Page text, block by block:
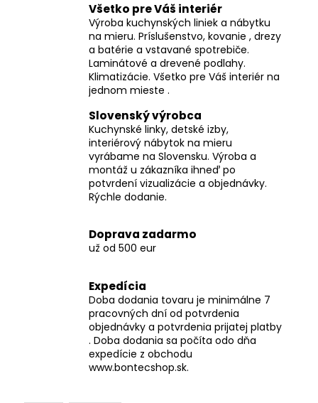
Všetko pre Váš interiér
Výroba kuchynských liniek a nábytku
na mieru. Príslušenstvo, kovanie , drezy
a batérie a vstavané spotrebiče.
Laminátové a drevené podlahy.
Klimatizácie. Všetko pre Váš interiér na
jednom mieste .
Slovenský výrobca
Kuchynské linky, detské izby,
interiérový nábytok na mieru
vyrábame na Slovensku. Výroba a
montáž u zákazníka ihneď po
potvrdení vizualizácie a objednávky.
Rýchle dodanie.
Doprava zadarmo
už od 500 eur
Expedícia
Doba dodania tovaru je minimálne 7
pracovných dní od potvrdenia
objednávky a potvrdenia prijatej platby
. Doba dodania sa počíta odo dňa
expedície z obchodu
www.bontecshop.sk.